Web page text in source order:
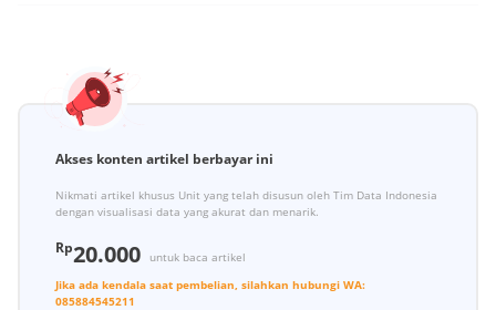
Akses konten artikel berbayar ini
Nikmati artikel khusus Unit yang telah disusun oleh Tim Data Indonesia
dengan visualisasi data yang akurat dan menarik.
Rp20.000
untuk baca artikel
Jika ada kendala saat pembelian, silahkan hubungi WA:
085884545211